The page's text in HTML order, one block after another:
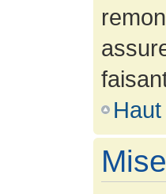
Haut